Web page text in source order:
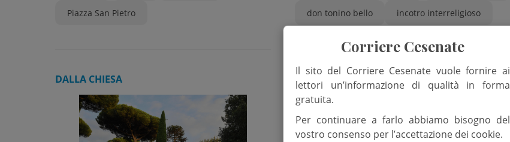
Piazza San Pietro don tonino bello incotro interreligioso
DALLA CHIESA DALLA CHIESA
Corriere Cesenate
Il sito del Corriere Cesenate vuole fornire ai
lettori un’informazione di qualità in forma
gratuita.
Per continuare a farlo abbiamo bisogno del
vostro consenso per l’accettazione dei cookie.